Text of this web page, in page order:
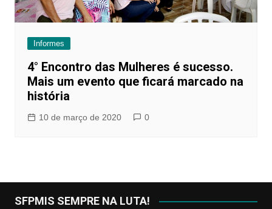
Informes
4° Encontro das Mulheres é sucesso.
Mais um evento que ficará marcado na
história
10 de março de 2020 0
SFPMIS SEMPRE NA LUTA!